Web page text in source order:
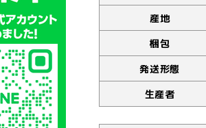
産地
梱包
発送形態
生産者